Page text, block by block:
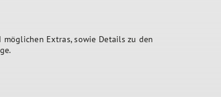
Extras, sowie Details zu den